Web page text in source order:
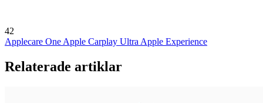
42
Applecare One Apple Carplay Ultra Apple Experience
Relaterade artiklar